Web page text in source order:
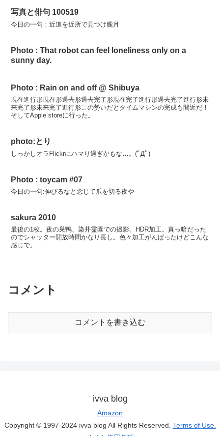
写真と俳句 100519
今日の一句：近道を近所で見つけ朧月
Photo : That robot can feel loneliness only on a
sunny day.
Photo : Rain on and off @ Shibuya
現在進行形現在形過去形過去完了形現在完了進行形過去完了進行形未
来完了形未来完了進行形この勢いだとタイムマシンの完成も間近だ！
そしてApple storeに行った。
photo:とり
しっかしオラFlickrにハマり過ぎかもな…。(ﾟДﾟ)
Photo : toycam #07
今日の一句:伸びるなと念じて爪を切る夜や
sakura 2010
最後の1枚。夜の巣鴨、染井霊園での撮影。HDR加工。真っ暗だった
のでシャッター開放時間かなり長し。色々加工がんばったけどこんな
感じで。
コメント
コメントを書き込む
ivva blog
Amazon
Copyright © 1997-2024 ivva blog All Rights Reserved. Terms of Use.